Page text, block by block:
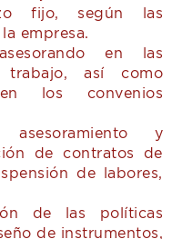
fijo, según las
empresa.
en las
trabajo, así como
los convenios
asesoramiento y
de contratos de
de labores,
de las políticas
de instrumentos,